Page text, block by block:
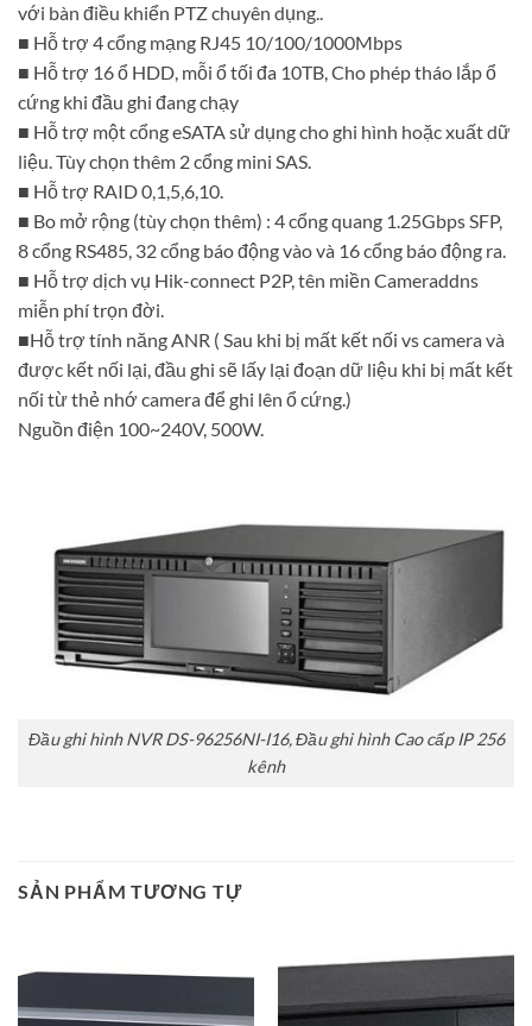
với bàn điều khiển PTZ chuyên dụng..
■ Hỗ trợ 4 cổng mạng RJ45 10/100/1000Mbps
■ Hỗ trợ 16 ổ HDD, mỗi ổ tối đa 10TB, Cho phép tháo lắp ổ
cứng khi đầu ghi đang chạy
■ Hỗ trợ một cổng eSATA sử dụng cho ghi hình hoặc xuất dữ
liệu. Tùy chọn thêm 2 cổng mini SAS.
■ Hỗ trợ RAID 0,1,5,6,10.
■ Bo mở rộng (tùy chọn thêm) : 4 cổng quang 1.25Gbps SFP,
8 cổng RS485, 32 cổng báo động vào và 16 cổng báo động ra.
■ Hỗ trợ dịch vụ Hik-connect P2P, tên miền Cameraddns
miễn phí trọn đời.
■Hỗ trợ tính năng ANR ( Sau khi bị mất kết nối vs camera và
được kết nối lại, đầu ghi sẽ lấy lại đoạn dữ liệu khi bị mất kết
nối từ thẻ nhớ camera để ghi lên ổ cứng.)
Nguồn điện 100~240V, 500W.
Đầu ghi hình NVR DS-96256NI-I16, Đầu ghi hình Cao cấp IP 256
kênh
SẢN PHẨM TƯƠNG TỰ